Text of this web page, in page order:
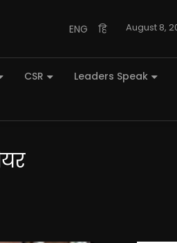
ENG हि August 8,
CSR Leaders Speak